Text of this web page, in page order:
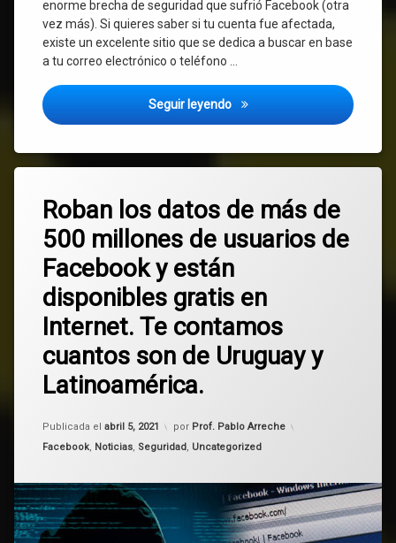
enorme brecha de seguridad que sufrió Facebook (otra
vez más). Si quieres saber si tu cuenta fue afectada,
existe un excelente sitio que se dedica a buscar en base
a tu correo electrónico o teléfono …
Seguir leyendo Como saber si tu cuenta
Roban los datos de más de
500 millones de usuarios de
Facebook y están
disponibles gratis en
Internet. Te contamos
cuantos son de Uruguay y
Latinoamérica.
Publicada el abril 5, 2021 por Prof. Pablo Arreche
Categorías:
Facebook, Noticias, Seguridad, Uncategorized
correos
cuentas
datos
Facebook
hackeo
robo
seguridad
Uruguay
un
comentario
en
Roban
los
datos
de
de
millones
de
usuarios
Facebook
y
gratis
en
Internet.
Te